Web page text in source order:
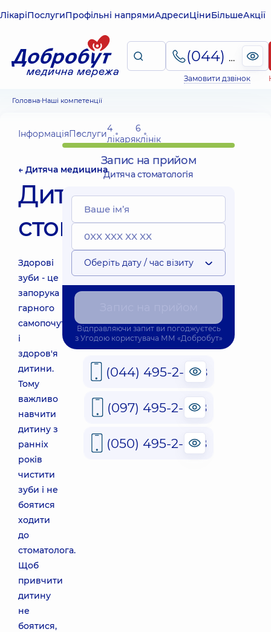
ЛікаріПослугиПрофільні напрямиАдресиЦіниБільшеАкції
(044) 495-2-888
Замовити дзвінок
Головна Наші компетенції
ІнформаціяПослуги4
лікаря
6
клінік
← Дитяча медицина
Дитяча
стоматологія
Здорові
зуби - це
запорука
гарного
самопочуття
і
здоров'я
дитини.
Тому
важливо
навчити
дитину з
ранніх
років
чистити
зуби і не
боятися
ходити
до
стоматолога.
Щоб
привчити
дитину
не
боятися,
Запис на прийом
Дитяча стоматологія
Оберіть дату / час візиту
Відправляючи запит ви погоджуєтесь
з Угодою користувача ММ «Добробут»
(044) 495-2-888
(097) 495-2-888
(050) 495-2-888